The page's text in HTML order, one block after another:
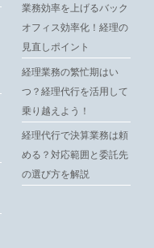
業務効率を上げるバック
オフィス効率化！経理の
見直しポイント
経理業務の繁忙期はい
つ？経理代行を活用して
乗り越えよう！
経理代行で決算業務は頼
める？対応範囲と委託先
の選び方を解説